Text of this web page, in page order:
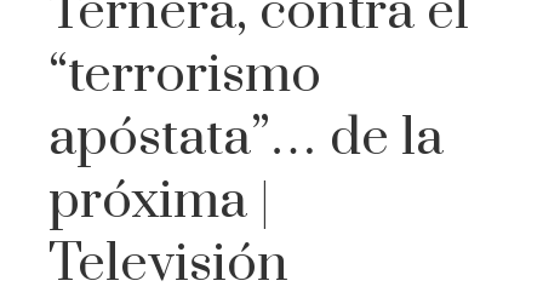
“terrorismo
apóstata”… de la
próxima |
Televisión